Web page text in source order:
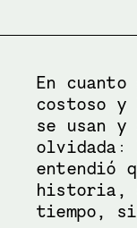
En
costoso y
se usan y
olvidada:
entendió
historia,
tiempo,